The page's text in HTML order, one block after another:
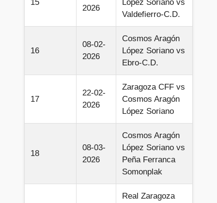
15
2026
López Soriano vs
Valdefierro-C.D.
16
08-02-
2026
Cosmos Aragón
López Soriano vs
Ebro-C.D.
17
22-02-
2026
Zaragoza CFF vs
Cosmos Aragón
López Soriano
18
08-03-
2026
Cosmos Aragón
López Soriano vs
Peña Ferranca
Somonplak
Real Zaragoza